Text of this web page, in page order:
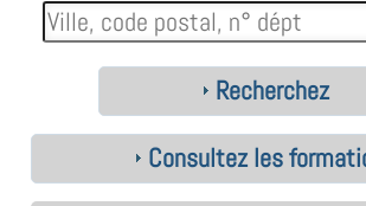
Recherchez
Consultez les